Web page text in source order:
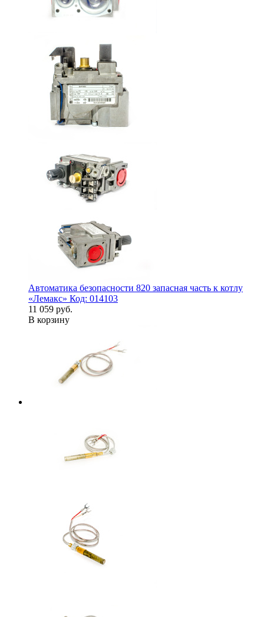
Автоматика безопасности 820 запасная часть к котлу
«Лемакс» Код: 014103
11 059 руб.
В корзину